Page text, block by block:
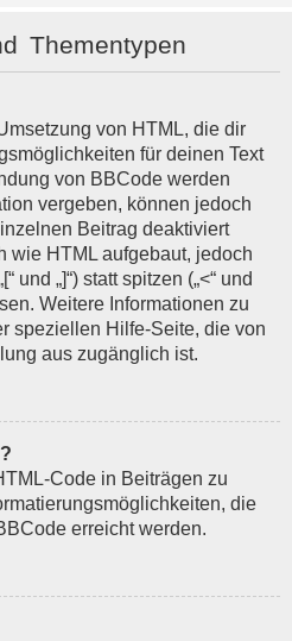
Thementypen
von HTML, die dir
für deinen Text
von BBCode werden
vergeben, können jedoch
Beitrag deaktiviert
wie HTML aufgebaut, jedoch
und „]“) statt spitzen („<“ und
Weitere Informationen zu
speziellen Hilfe-Seite, die von
aus zugänglich ist.
Code in Beiträgen zu
die
erreicht werden.